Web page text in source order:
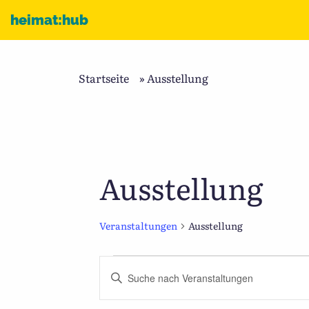
heimat:hub
Startseite »Ausstellung
Ausstellung
Veranstaltungen Ausstellung
Suche
Bitte
Schlüsselwort
eingeben.